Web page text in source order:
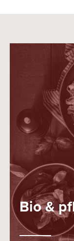
Bio &